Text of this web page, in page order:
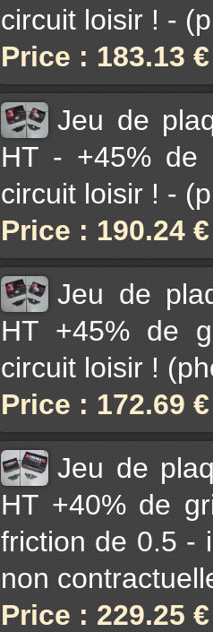
circuit loisir ! -
Price : 183.13
Jeu de
HT - +45% de
circuit loisir ! -
Price : 190.24
Jeu de
HT +45% de
circuit loisir !
Price : 172.69
Jeu de
HT +40% de
friction de 0.5 -
non
Price : 229.25